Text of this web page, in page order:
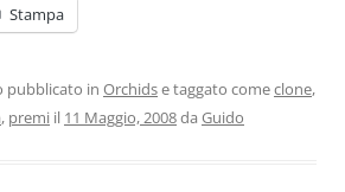
Stampa
pubblicato in Orchidse taggato comeclone,
, premi il 11 Maggio, 2008da Guido